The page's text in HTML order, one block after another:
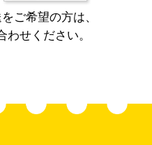
ご希望の方は、
わせください。